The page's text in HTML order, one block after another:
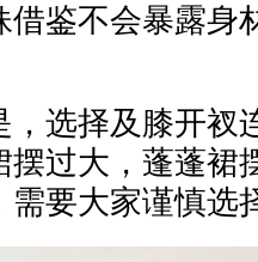
鉴不会暴露身
选择及膝开衩
摆过大，蓬蓬
需要大家谨慎选